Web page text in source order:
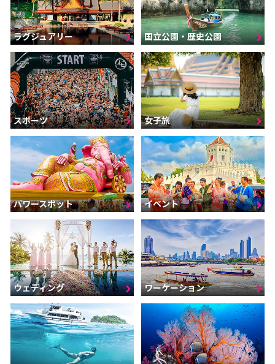
ラグジュアリー 国立公園・歴史公園
スポーツ 女子旅
パワースポット イベント
ウェディング ワーケーション